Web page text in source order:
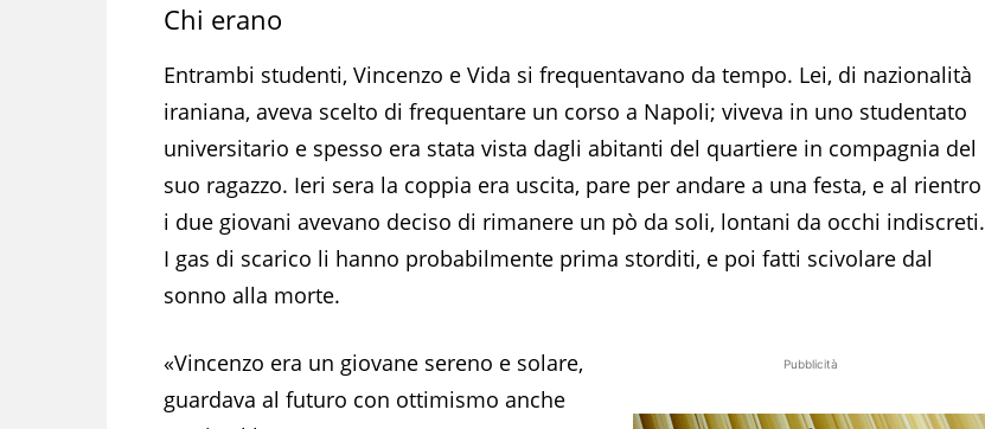
Chi erano
Entrambi studenti, Vincenzo e Vida si frequentavano da tempo. Lei, di nazionalità
iraniana, aveva scelto di frequentare un corso a Napoli; viveva in uno studentato
universitario e spesso era stata vista dagli abitanti del quartiere in compagnia del
suo ragazzo. Ieri sera la coppia era uscita, pare per andare a una festa, e al rientro
i due giovani avevano deciso di rimanere un pò da soli, lontani da occhi indiscreti.
I gas di scarico li hanno probabilmente prima storditi, e poi fatti scivolare dal
sonno alla morte.
Pubblicità
«Vincenzo era un giovane sereno e solare,
guardava al futuro con ottimismo anche